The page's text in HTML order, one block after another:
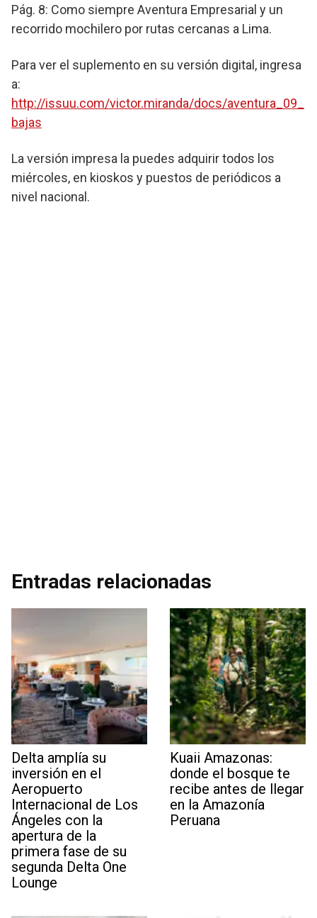
Pág. 8: Como siempre Aventura Empresarial y un
recorrido mochilero por rutas cercanas a Lima.
Para ver el suplemento en su versión digital, ingresa
a:
http://issuu.com/victor.miranda/docs/aventura_09_
bajas
La versión impresa la puedes adquirir todos los
miércoles, en kioskos y puestos de periódicos a
nivel nacional.
Entradas relacionadas
Delta amplía su
inversión en el
Aeropuerto
Internacional de Los
Ángeles con la
apertura de la
primera fase de su
segunda Delta One
Lounge
Kuaii Amazonas:
donde el bosque te
recibe antes de llegar
en la Amazonía
Peruana